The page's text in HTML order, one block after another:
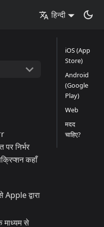
हिन्दी
निर्भर
कहाँ
द्वारा
से
iOS (App
Store)
Android
(Google
Play)
Web
मदद
चाहिए?